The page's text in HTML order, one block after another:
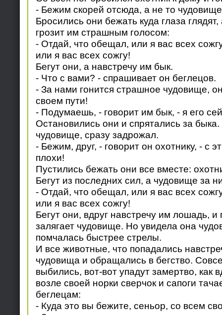
- Бежим скорей отсюда, а не то
Бросились они бежать куда глаза
грозит им страшным голосом:
- Отдай, что обещал, или я вас всех
или я вас всех сожгу!
Бегут они, а навстречу им бык.
- Что с вами? - спрашивает он беглецов.
- За нами гонится страшное чудовище,
своем пути!
- Подумаешь, - говорит им бык, - я его
Остановились они и спрятались за
чудовище, сразу задрожал.
- Бежим, друг, - говорит он охотнику, - с
плохи!
Пустились бежать они все вместе:
Бегут из последних сил, а чудовище за
- Отдай, что обещал, или я вас всех
или я вас всех сожгу!
Бегут они, вдруг навстречу им лошадь, и
залягает чудовище. Но увидела она
помчалась быстрее стрелы.
И все животные, что попадались
чудовища и обращались в бегство.
выбились, вот-вот упадут замертво, как
возле своей норки сверчок и сапоги
беглецам:
- Куда это вы бежите, сеньор, со всем